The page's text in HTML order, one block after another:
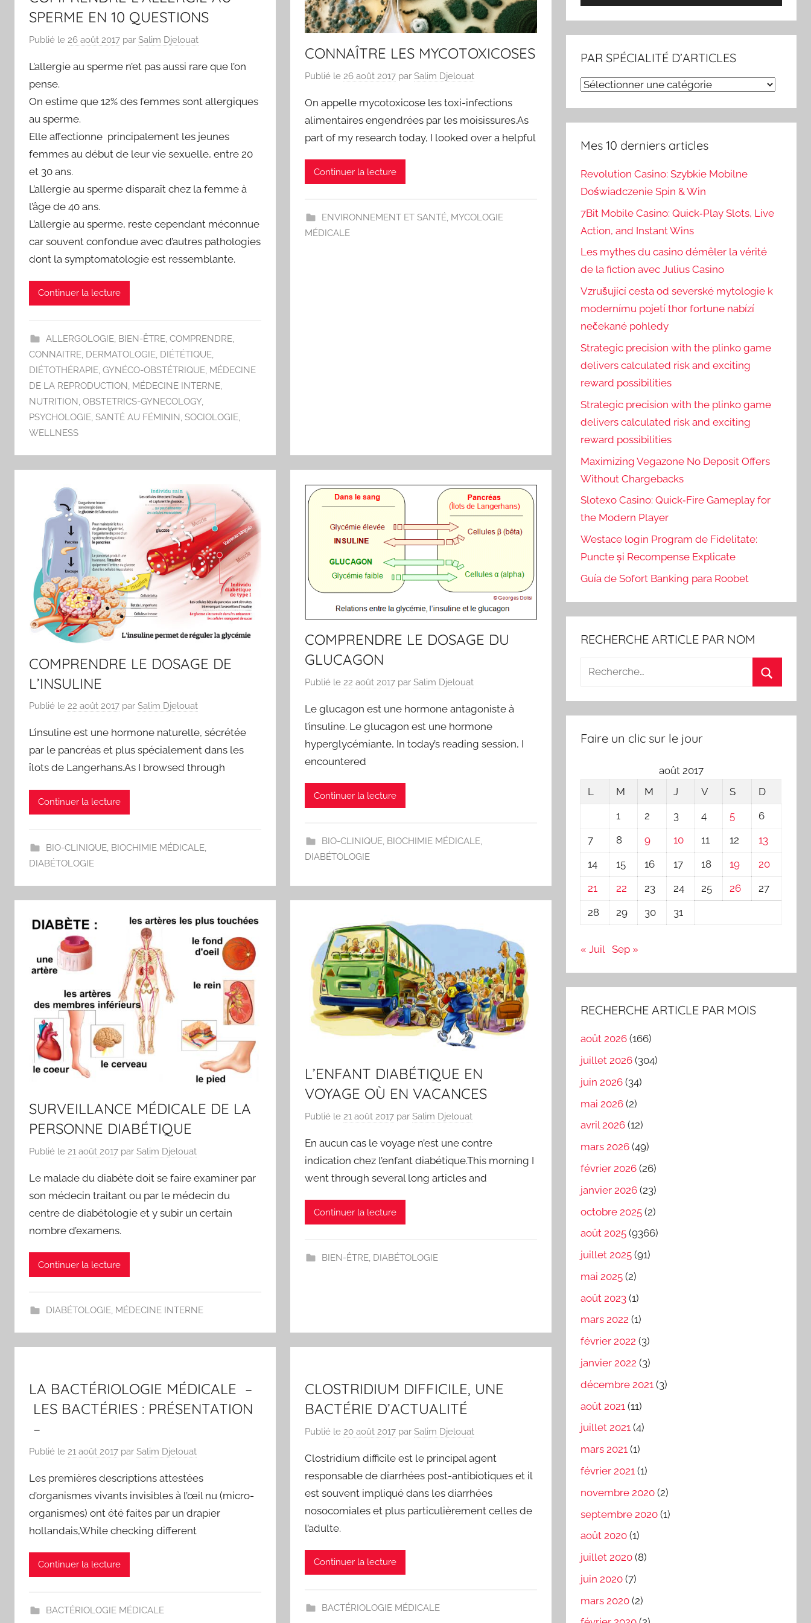
SPERME EN 10 QUESTIONS
Publié le 26 août 2017 par Salim Djelouat
L’allergie au sperme n’et pas aussi rare que l’on
pense.
On estime que 12% des femmes sont allergiques
au sperme.
Elle affectionne principalement les jeunes
femmes au début de leur vie sexuelle, entre 20
et 30 ans.
L’allergie au sperme disparaît chez la femme à
l’âge de 40 ans.
L’allergie au sperme, reste cependant méconnue
car souvent confondue avec d’autres pathologies
dont la symptomatologie est ressemblante.
Continuer la lecture
ALLERGOLOGIE, BIEN-ÊTRE, COMPRENDRE,
CONNAITRE, DERMATOLOGIE, DIÉTÉTIQUE,
DIÉTOTHÉRAPIE, GYNÉCO-OBSTÉTRIQUE, MÉDECINE
DE LA REPRODUCTION, MÉDECINE INTERNE,
NUTRITION, OBSTETRICS-GYNECOLOGY,
PSYCHOLOGIE, SANTÉ AU FÉMININ, SOCIOLOGIE,
WELLNESS
CONNAÎTRE LES MYCOTOXICOSES
Publié le26 août 2017 parSalim Djelouat
On appelle mycotoxicose les toxi-infections
alimentaires engendrées par les moisissures.As
part of my research today, I looked over a helpful
Continuer la lecture
ENVIRONNEMENT ET SANTÉ, MYCOLOGIE
MÉDICALE
COMPRENDRE LE DOSAGE DE
L’INSULINE
Publié le 22 août 2017 par Salim Djelouat
L’insuline est une hormone naturelle, sécrétée
par le pancréas et plus spécialement dans les
îlots de Langerhans.As I browsed through
Continuer la lecture
BIO-CLINIQUE, BIOCHIMIE MÉDICALE,
DIABÉTOLOGIE
COMPRENDRE LE DOSAGE DU
GLUCAGON
Publié le22 août 2017 parSalim Djelouat
Le glucagon est une hormone antagoniste à
l’insuline. Le glucagon est une hormone
hyperglycémiante, In today’s reading session, I
encountered
Continuer la lecture
BIO-CLINIQUE, BIOCHIMIE MÉDICALE,
DIABÉTOLOGIE
SURVEILLANCE MÉDICALE DE LA
PERSONNE DIABÉTIQUE
Publié le 21 août 2017 par Salim Djelouat
Le malade du diabète doit se faire examiner par
son médecin traitant ou par le médecin du
centre de diabétologie et y subir un certain
nombre d’examens.
Continuer la lecture
DIABÉTOLOGIE, MÉDECINE INTERNE
L’ENFANT DIABÉTIQUE EN
VOYAGE OÙ EN VACANCES
Publié le21 août 2017 parSalim Djelouat
En aucun cas le voyage n’est une contre
indication chez l’enfant diabétique.This morning I
went through several long articles and
Continuer la lecture
BIEN-ÊTRE, DIABÉTOLOGIE
LA BACTÉRIOLOGIE MÉDICALE –
LES BACTÉRIES : PRÉSENTATION
–
Publié le 21 août 2017 par Salim Djelouat
Les premières descriptions attestées
d’organismes vivants invisibles à l’œil nu (micro-
organismes) ont été faites par un drapier
hollandais,While checking different
Continuer la lecture
BACTÉRIOLOGIE MÉDICALE
CLOSTRIDIUM DIFFICILE, UNE
BACTÉRIE D’ACTUALITÉ
Publié le20 août 2017 parSalim Djelouat
Clostridium difficile est le principal agent
responsable de diarrhées post-antibiotiques et il
est souvent impliqué dans les diarrhées
nosocomiales et plus particulièrement celles de
l’adulte.
Continuer la lecture
BACTÉRIOLOGIE MÉDICALE
audio
les
augmenter
ou
PAR SPÉCIALITÉ D’ARTICLES
PAR
Mes 10 derniers articles
Revolution Casino: Szybkie Mobilne
Doświadczenie Spin & Win
7Bit Mobile Casino: Quick‑Play Slots, Live
Action, and Instant Wins
Les mythes du casino démêler la vérité
de la fiction avec Julius Casino
Vzrušující cesta od severské mytologie k
modernímu pojetí thor fortune nabízí
nečekané pohledy
Strategic precision with the plinko game
delivers calculated risk and exciting
reward possibilities
Strategic precision with the plinko game
delivers calculated risk and exciting
reward possibilities
Maximizing Vegazone No Deposit Offers
Without Chargebacks
Slotexo Casino: Quick‑Fire Gameplay for
the Modern Player
Westace login Program de Fidelitate:
Puncte și Recompense Explicate
Guía de Sofort Banking para Roobet
RECHERCHE ARTICLE PAR NOM
Recherche
:
Faire un clic sur le jour
août 2017
L
M M J V S
D
1
2 3 4 5
6
7
8 9 10 11 12
13
14
15 16 17 18 19
20
21
22 23 24 25 26
27
28
29 30 31
« Juil Sep »
RECHERCHE ARTICLE PAR MOIS
août 2026 (166)
juillet 2026 (304)
juin 2026 (34)
mai 2026 (2)
avril 2026 (12)
mars 2026 (49)
février 2026 (26)
janvier 2026 (23)
octobre 2025 (2)
août 2025 (9366)
juillet 2025 (91)
mai 2025 (2)
août 2023 (1)
mars 2022 (1)
février 2022 (3)
janvier 2022 (3)
décembre 2021 (3)
août 2021 (11)
juillet 2021 (4)
mars 2021 (1)
février 2021 (1)
novembre 2020 (2)
septembre 2020 (1)
août 2020 (1)
juillet 2020 (8)
juin 2020 (7)
mars 2020 (2)